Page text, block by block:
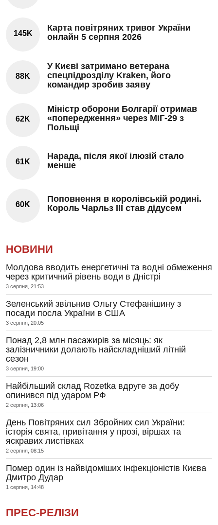
145K
Карта повітряних тривог України
онлайн 5 серпня 2026
88K
У Києві затримано ветерана
спецпідрозділу Kraken, його
командир зробив заяву
62K
Міністр оборони Болгарії отримав
«попередження» через МіГ-29 з
Польщі
61K
Нарада, після якої ілюзій стало
менше
60K
Поповнення в королівській родині.
Король Чарльз III став дідусем
НОВИНИ
Молдова вводить енергетичні та водні обмеження
через критичний рівень води в Дністрі
3 серпня, 21:53
Зеленський звільнив Ольгу Стефанішину з
посади посла України в США
3 серпня, 20:05
Понад 2,8 млн пасажирів за місяць: як
залізничники долають найскладніший літній
сезон
3 серпня, 19:00
Найбільший склад Rozetka вдруге за добу
опинився під ударом РФ
2 серпня, 13:06
День Повітряних сил Збройних сил України:
історія свята, привітання у прозі, віршах та
яскравих листівках
2 серпня, 08:15
Помер один із найвідоміших інфекціоністів Києва
Дмитро Дудар
1 серпня, 14:48
ПРЕС-РЕЛІЗИ